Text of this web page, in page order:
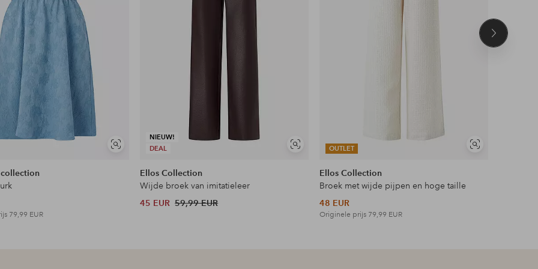
In twee richtingen
Soortgelijke
collection
79,99 EUR
NIEUW!
DEAL
Soortgelijke
Ellos Collection
Wijde broek van imitatieleer
45 EUR 59,99 EUR
OUTLET
Soortgelijke
Ellos Collection
Broek met wijde pijpen en hoge taille
48 EUR
Originele prijs 79,99 EUR
Volgend